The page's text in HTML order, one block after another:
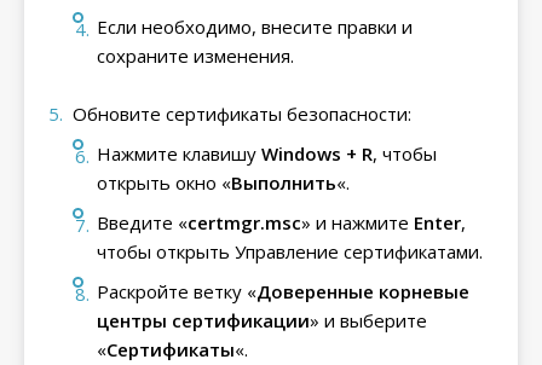
Если необходимо, внесите правки и
сохраните изменения.
Обновите сертификаты безопасности:
Нажмите клавишу Windows + R, чтобы
открыть окно «Выполнить«.
Введите «certmgr.msc» и нажмите Enter,
чтобы открыть Управление сертификатами.
Раскройте ветку «Доверенные корневые
центры сертификации» и выберите
«Сертификаты«.